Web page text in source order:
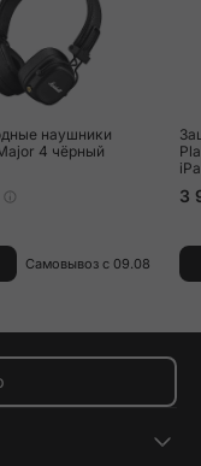
наушники
4 чёрный
Самовывоз с 09.08
3